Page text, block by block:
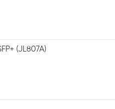
(JL807A)